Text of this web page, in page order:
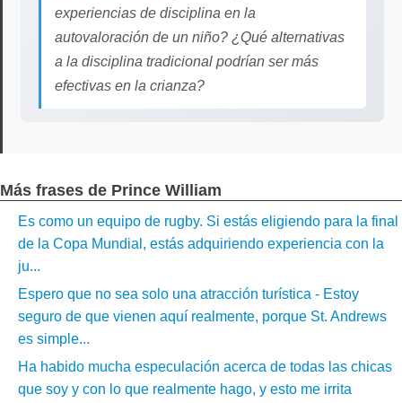
experiencias de disciplina en la
autovaloración de un niño? ¿Qué alternativas
a la disciplina tradicional podrían ser más
efectivas en la crianza?
Más frases de Prince William
Es como un equipo de rugby. Si estás eligiendo para la final
de la Copa Mundial, estás adquiriendo experiencia con la
ju...
Espero que no sea solo una atracción turística - Estoy
seguro de que vienen aquí realmente, porque St. Andrews
es simple...
Ha habido mucha especulación acerca de todas las chicas
que soy y con lo que realmente hago, y esto me irrita